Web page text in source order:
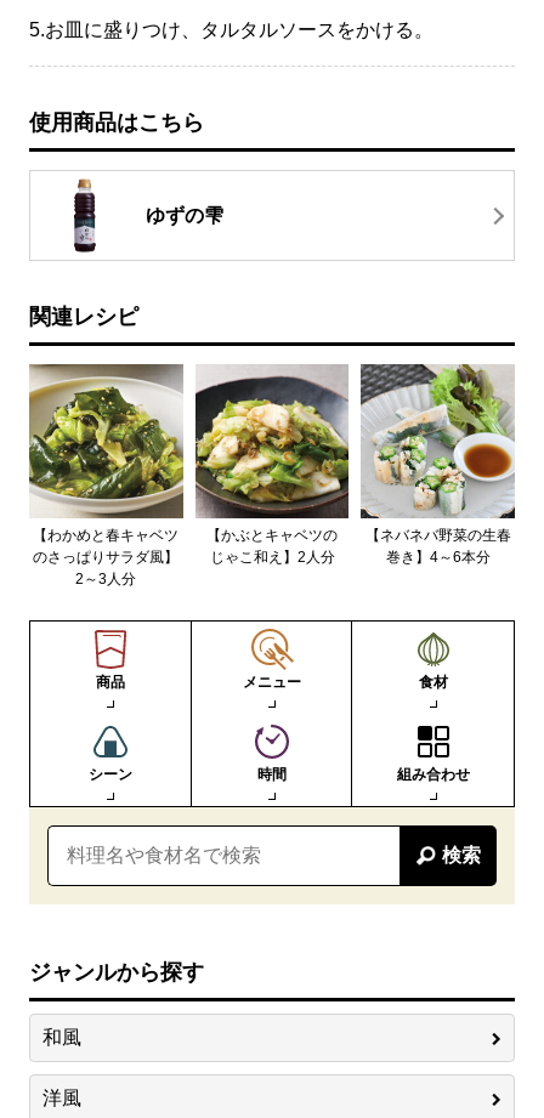
5.お皿に盛りつけ、タルタルソースをかける。
使用商品はこちら
ゆずの雫
関連レシピ
【わかめと春キャベツ
のさっぱりサラダ風】
2～3人分
【かぶとキャベツの
じゃこ和え】2人分
【ネバネバ野菜の生春
巻き】4～6本分
商品 メニュー 食材
シーン 時間 組み合わせ
検索
ジャンルから探す
和風
洋風